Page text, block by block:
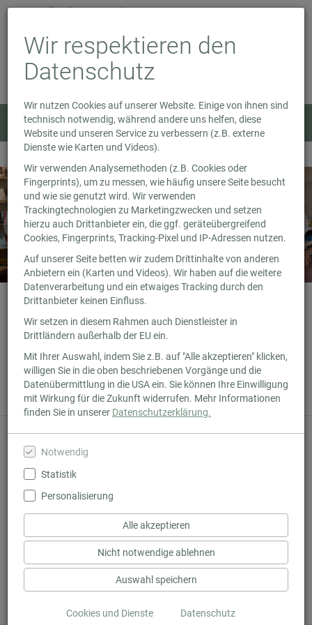
Wir respektieren den
Datenschutz
Wir nutzen Cookies auf unserer Website. Einige von ihnen sind
technisch notwendig, während andere uns helfen, diese
Website und unseren Service zu verbessern (z.B. externe
Dienste wie Karten und Videos).
Wir verwenden Analysemethoden (z.B. Cookies oder
Fingerprints), um zu messen, wie häufig unsere Seite besucht
und wie sie genutzt wird. Wir verwenden
Trackingtechnologien zu Marketingzwecken und setzen
hierzu auch Drittanbieter ein, die ggf. geräteübergreifend
Cookies, Fingerprints, Tracking-Pixel und IP-Adressen nutzen.
Auf unserer Seite betten wir zudem Drittinhalte von anderen
Anbietern ein (Karten und Videos). Wir haben auf die weitere
Datenverarbeitung und ein etwaiges Tracking durch den
Drittanbieter keinen Einfluss.
Wir setzen in diesem Rahmen auch Dienstleister in
Drittländern außerhalb der EU ein.
Mit Ihrer Auswahl, indem Sie z.B. auf "Alle akzeptieren" klicken,
willigen Sie in die oben beschriebenen Vorgänge und die
Datenübermittlung in die USA ein. Sie können Ihre Einwilligung
mit Wirkung für die Zukunft widerrufen. Mehr Informationen
finden Sie in unserer Datenschutzerklärung.
Notwendig
Statistik
Personalisierung
Alle akzeptieren
Nicht notwendige ablehnen
Auswahl speichern
Cookies und Dienste Datenschutz
Menü
Standort und
Öffnungszeiten
Buchhandlung Fundevogel
Marienstraße
79098 Freiburg
info@fundevogel.de
Sa 9.30 - 16.00 Uhr
Feiertags geschlossen
Veranstaltungen